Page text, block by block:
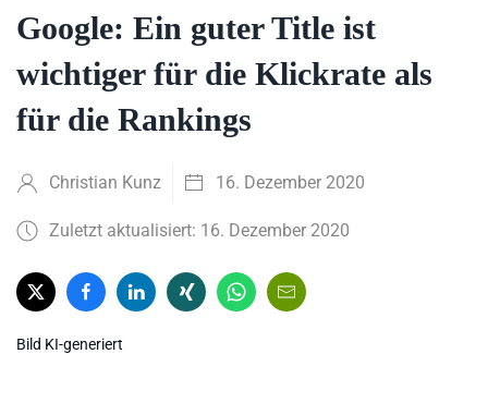
Google: Ein guter Title ist
wichtiger für die Klickrate als
für die Rankings
Christian Kunz 16. Dezember 2020
Zuletzt aktualisiert: 16. Dezember 2020
Bild KI-generiert